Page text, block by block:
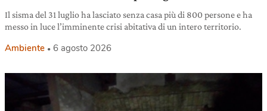
Il sisma del 31 luglio ha lasciato senza casa più di 800 persone e ha
messo in luce l’imminente crisi abitativa di un intero territorio.
Ambiente 6 agosto 2026